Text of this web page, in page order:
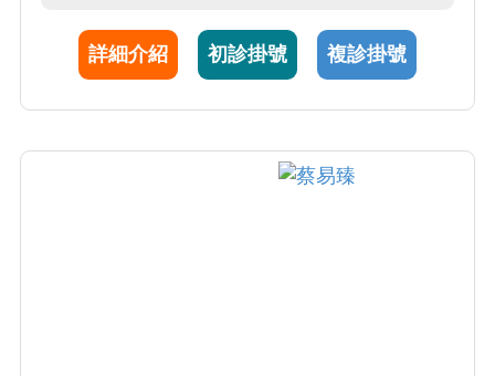
皮膚炎治療，包含非類固醇藥膏治療，濕膚療
法，系統性免疫調節劑與照光療法，特別是對
微到廣泛罹病狀況，選擇局部與系統性免疫調
節劑，搭配照光治療（傳統窄波紫外線B光與
詳細介紹 初診掛號 複診掛號